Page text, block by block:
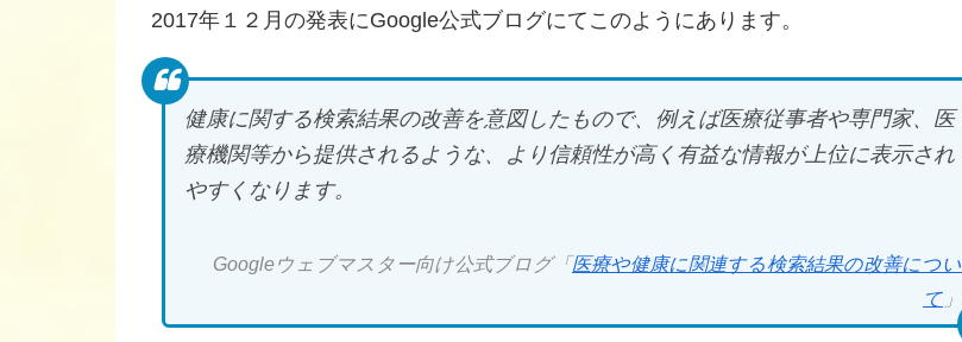
2017年１２月の発表にGoogle公式ブログにてこのようにあります。
健康に関する検索結果の改善を意図したもので、例えば医療従事者や専門家、医
療機関等から提供されるような、より信頼性が高く有益な情報が上位に表示され
やすくなります。
Googleウェブマスター向け公式ブログ「医療や健康に関連する検索結果の改善につい
て 」